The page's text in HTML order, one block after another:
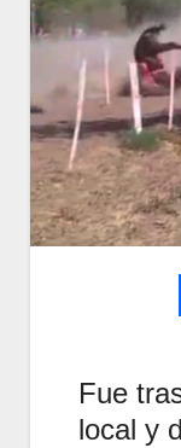
Fue
local y